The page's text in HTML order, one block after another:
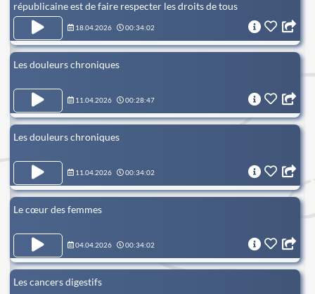
républicaine est de faire respecter les droits de tous
18.04.2026 00:34:02
Les douleurs chroniques
11.04.2026 00:28:47
Les douleurs chroniques
11.04.2026 00:34:02
Le cœur des femmes
04.04.2026 00:34:02
Les cancers digestifs